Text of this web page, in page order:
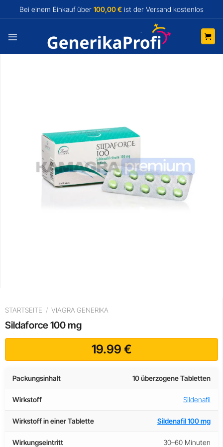
Bei einem Einkauf über 100,00 € ist der Versand kostenlos
STARTSEITE / VIAGRA GENERIKA
Sildaforce 100 mg
19.99 €
Packungsinhalt 10 überzogene Tabletten
Wirkstoff Sildenafil
Wirkstoff in einer Tablette Sildenafil 100 mg
Wirkungseintritt 30–60 Minuten